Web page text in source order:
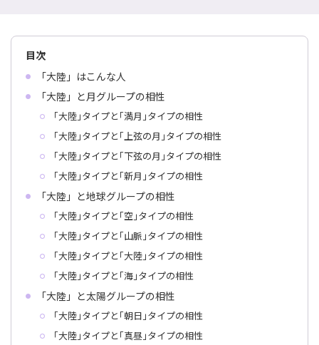
目次
「大陸」はこんな人
「大陸」と月グループの相性
｢大陸｣タイプと｢満月｣タイプの相性
｢大陸｣タイプと｢上弦の月｣タイプの相性
｢大陸｣タイプと｢下弦の月｣タイプの相性
｢大陸｣タイプと｢新月｣タイプの相性
「大陸」と地球グループの相性
｢大陸｣タイプと｢空｣タイプの相性
｢大陸｣タイプと｢山脈｣タイプの相性
｢大陸｣タイプと｢大陸｣タイプの相性
｢大陸｣タイプと｢海｣タイプの相性
「大陸」と太陽グループの相性
｢大陸｣タイプと｢朝日｣タイプの相性
｢大陸｣タイプと｢真昼｣タイプの相性